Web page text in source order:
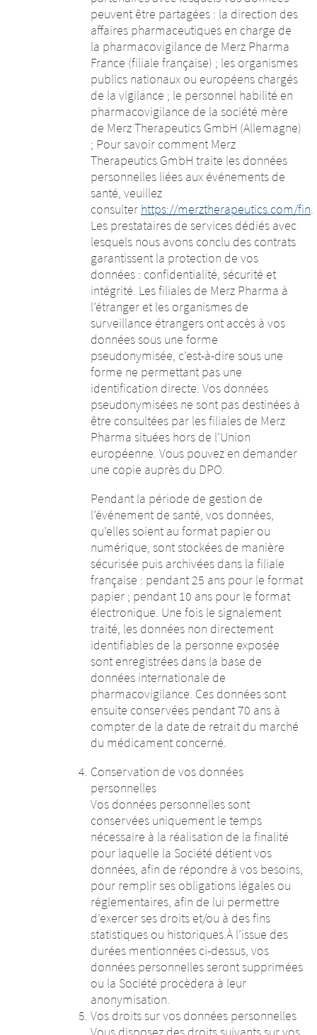
peuvent être partagées : la direction des
affaires pharmaceutiques en charge de
la pharmacovigilance de Merz Pharma
France (filiale française) ; les organismes
publics nationaux ou européens chargés
de la vigilance ; le personnel habilité en
pharmacovigilance de la société mère
de Merz Therapeutics GmbH (Allemagne)
; Pour savoir comment Merz
Therapeutics GmbH traite les données
personnelles liées aux événements de
santé, veuillez
consulter https://merztherapeutics.com/fin.
Les prestataires de services dédiés avec
lesquels nous avons conclu des contrats
garantissent la protection de vos
données : confidentialité, sécurité et
intégrité. Les filiales de Merz Pharma à
l’étranger et les organismes de
surveillance étrangers ont accès à vos
données sous une forme
pseudonymisée, c’est-à-dire sous une
forme ne permettant pas une
identification directe. Vos données
pseudonymisées ne sont pas destinées à
être consultées par les filiales de Merz
Pharma situées hors de l’Union
européenne. Vous pouvez en demander
une copie auprès du DPO.
Pendant la période de gestion de
l’événement de santé, vos données,
qu’elles soient au format papier ou
numérique, sont stockées de manière
sécurisée puis archivées dans la filiale
française : pendant 25 ans pour le format
papier ; pendant 10 ans pour le format
électronique. Une fois le signalement
traité, les données non directement
identifiables de la personne exposée
sont enregistrées dans la base de
données internationale de
pharmacovigilance. Ces données sont
ensuite conservées pendant 70 ans à
compter de la date de retrait du marché
du médicament concerné.
Conservation de vos données
personnelles
Vos données personnelles sont
conservées uniquement le temps
nécessaire à la réalisation de la finalité
pour laquelle la Société détient vos
données, afin de répondre à vos besoins,
pour remplir ses obligations légales ou
réglementaires, afin de lui permettre
d’exercer ses droits et/ou à des fins
statistiques ou historiques.À l’issue des
durées mentionnées ci-dessus, vos
données personnelles seront supprimées
ou la Société procèdera à leur
anonymisation.
Vos droits sur vos données personnelles